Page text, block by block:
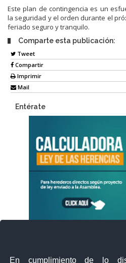
En cumplimiento de lo
Este plan de contingencia es un
la seguridad y el orden durante el
feriado seguro y tranquilo.
Comparte esta publicación:
Tweet
Compartir
Imprimir
Mail
Entérate